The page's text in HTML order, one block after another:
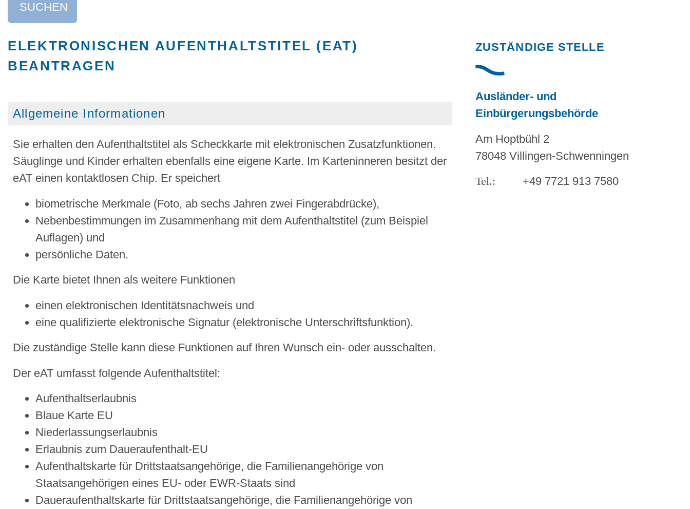
SUCHEN
ELEKTRONISCHEN AUFENTHALTSTITEL (EAT)
BEANTRAGEN
Allgemeine Informationen
Sie erhalten den Aufenthaltstitel als Scheckkarte mit elektronischen Zusatzfunktionen.
Säuglinge und Kinder erhalten ebenfalls eine eigene Karte. Im Karteninneren besitzt der
eAT einen kontaktlosen Chip. Er speichert
biometrische Merkmale (Foto, ab sechs Jahren zwei Fingerabdrücke),
Nebenbestimmungen im Zusammenhang mit dem Aufenthaltstitel (zum Beispiel
Auflagen) und
persönliche Daten.
Die Karte bietet Ihnen als weitere Funktionen
einen elektronischen Identitätsnachweis und
eine qualifizierte elektronische Signatur (elektronische Unterschriftsfunktion).
Die zuständige Stelle kann diese Funktionen auf Ihren Wunsch ein- oder ausschalten.
Der eAT umfasst folgende Aufenthaltstitel:
Aufenthaltserlaubnis
Blaue Karte EU
Niederlassungserlaubnis
Erlaubnis zum Daueraufenthalt-EU
Aufenthaltskarte für Drittstaatsangehörige, die Familienangehörige von
Staatsangehörigen eines EU- oder EWR-Staats sind
Daueraufenthaltskarte für Drittstaatsangehörige, die Familienangehörige von
Randspalte
ZUSTÄNDIGE STELLE
Ausländer- und
Einbürgerungsbehörde
Am Hoptbühl 2
78048 Villingen-Schwenningen
+49 7721 913 7580